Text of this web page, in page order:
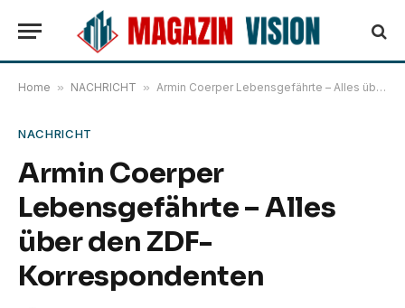
Home » NACHRICHT » Armin Coerper Lebensgefährte – Alles über den ZDF-Korrespondenten
NACHRICHT
Armin Coerper
Lebensgefährte – Alles
über den ZDF-
Korrespondenten